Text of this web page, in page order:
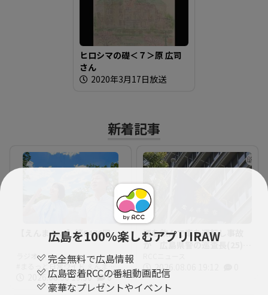
広島を100％楽しむアプリIRAW
完全無料で広島情報
広島密着RCCの番組動画配信
豪華なプレゼントやイベント
ヒロシマの礎＜７＞原 広司
さん
2020年3月17日放送
新着記事
【えんまん。】第0476回
ラジオ
まるっと日常ワイド えんま
ん。 放送内容
2026.08.06 19:30 0
酒を飲んで車を運転し事故
か 広島県警の巡査長(25)を
に“飲食店で飲酒” 基準値
の5倍のアルコール検知
2026.08.06 19:12